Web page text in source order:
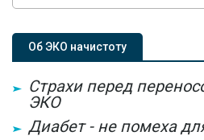
Об ЭКО начистоту
Страхи перед
ЭКО
Диабет - не помеха